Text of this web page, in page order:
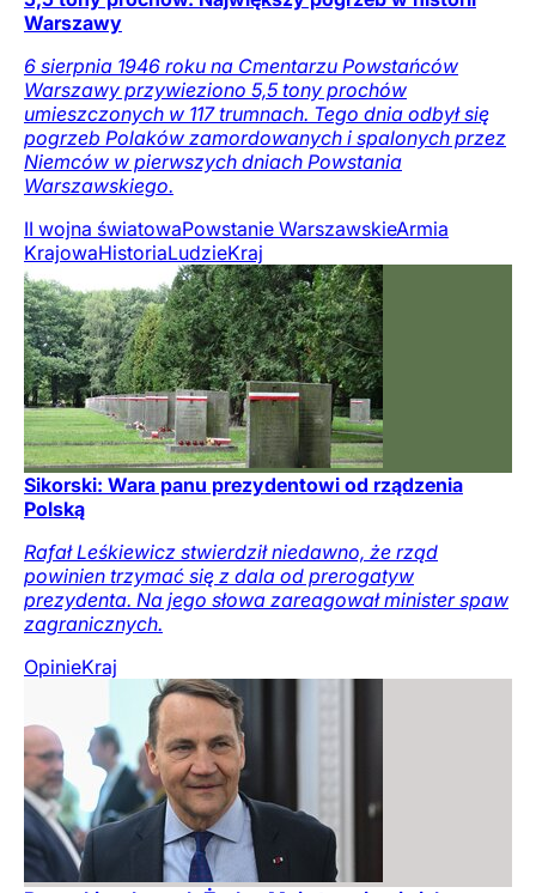
Warszawy
6 sierpnia 1946 roku na Cmentarzu Powstańców
Warszawy przywieziono 5,5 tony prochów
umieszczonych w 117 trumnach. Tego dnia odbył się
pogrzeb Polaków zamordowanych i spalonych przez
Niemców w pierwszych dniach Powstania
Warszawskiego.
II wojna światowaPowstanie WarszawskieArmia
KrajowaHistoriaLudzieKraj
Sikorski: Wara panu prezydentowi od rządzenia
Polską
Rafał Leśkiewicz stwierdził niedawno, że rząd
powinien trzymać się z dala od prerogatyw
prezydenta. Na jego słowa zareagował minister spaw
zagranicznych.
OpinieKraj